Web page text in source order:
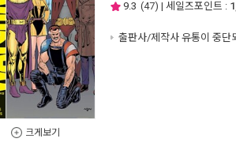
크게보기
9.3 (47) | 세일즈포인트 :
출판사/제작사 유통이 중단